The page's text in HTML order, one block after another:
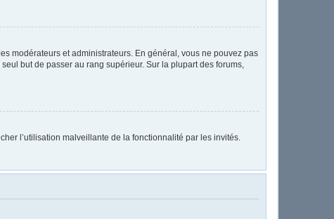
modérateurs et administrateurs. En général, vous ne pouvez pas
but de passer au rang supérieur. Sur la plupart des forums,
l’utilisation malveillante de la fonctionnalité par les invités.